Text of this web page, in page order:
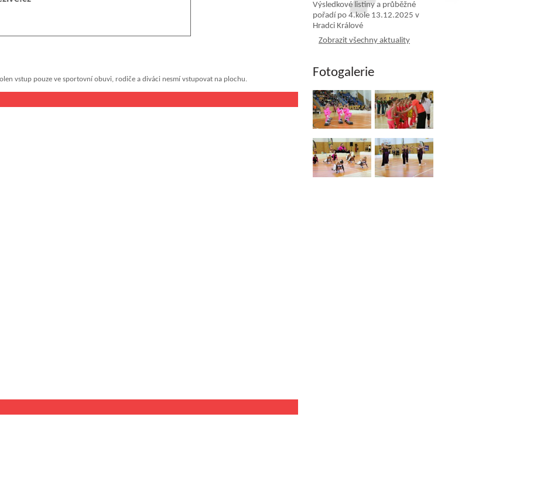
vstup pouze ve sportovní obuvi, rodiče a diváci nesmí vstupovat na plochu.
Výsledkové listiny a průběžné
pořadí po 4.kole 13.12.2025 v
Hradci Králové
Zobrazit všechny aktuality
Fotogalerie